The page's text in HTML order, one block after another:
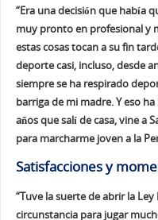
“Era una decisión que había
muy pronto en profesional y
estas cosas tocan a su fin
deporte casi, incluso, desde
siempre se ha respirado
barriga de mi madre. Y eso
años que salí de casa, vine a
para marcharme joven a la
Satisfacciones y
“Tuve la suerte de abrir la
circunstancia para jugar